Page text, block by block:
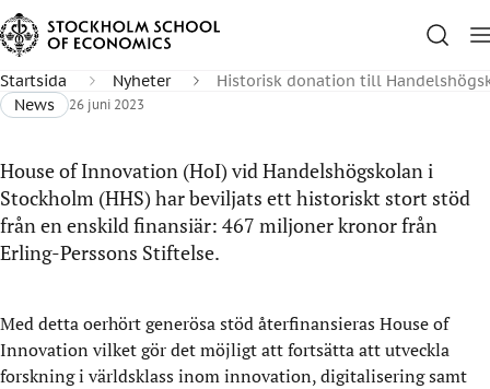
Startsida Nyheter
Historisk donation till
News
26 juni 2023
House of Innovation (HoI) vid Handelshögskolan i
Stockholm (HHS) har beviljats ett historiskt stort stöd
från en enskild finansiär: 467 miljoner kronor från
Erling-Perssons Stiftelse.
Med detta oerhört generösa stöd återfinansieras House of
Innovation vilket gör det möjligt att fortsätta att utveckla
forskning i världsklass inom innovation, digitalisering samt